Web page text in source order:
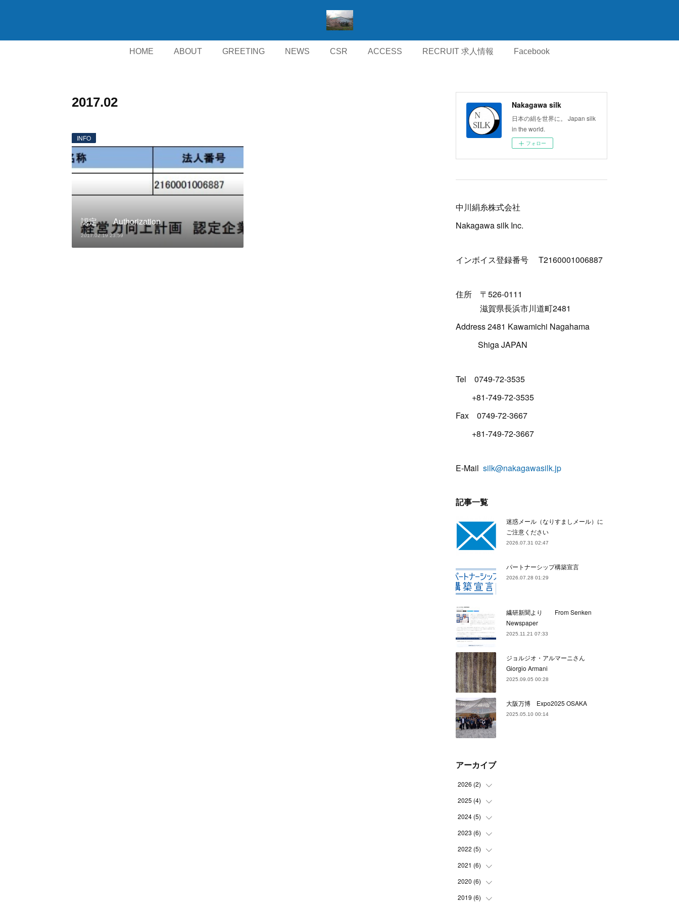
HOME ABOUT GREETING NEWS CSR ACCESS RECRUIT 求人情報 Facebook
2017.02
INFO
認定 Authorization
2017.02.19 23:59
Nakagawa silk
日本の絹を世界に。 Japan silk
in the world.
フォロー
中川絹糸株式会社
Nakagawa silk Inc.
インボイス登録番号 T2160001006887
住所 〒526-0111
滋賀県長浜市川道町2481
Address 2481 Kawamichi Nagahama
Shiga JAPAN
Tel 0749-72-3535
+81-749-72-3535
Fax 0749-72-3667
+81-749-72-3667
E-Mail silk@nakagawasilk.jp
記事一覧
迷惑メール（なりすましメール）に
ご注意ください
2026.07.31 02:47
パートナーシップ構築宣言
2026.07.28 01:29
繊研新聞より From Senken
Newspaper
2025.11.21 07:33
ジョルジオ・アルマーニさん
Giorgio Armani
2025.09.05 00:28
大阪万博 Expo2025 OSAKA
2025.05.10 00:14
アーカイブ
2026 (2)
(
)
2025 (4)
(
)
(
)
(
)
(
)
2024 (5)
(
)
(
)
(
)
(
)
2023 (6)
(
)
(
)
(
)
(
)
2022 (5)
(
)
(
)
(
)
2021 (6)
(
)
(
)
2020 (6)
(
)
2019 (6)